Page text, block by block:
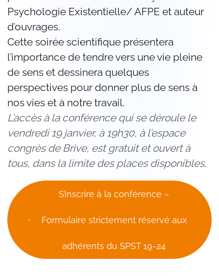
Psychologie Existentielle/ AFPE et auteur
d’ouvrages.
Cette soirée scientifique présentera
l’importance de tendre vers une vie pleine
de sens et dessinera quelques
perspectives pour donner plus de sens à
nos vies et à notre travail.
L’accès à la conférence qui se déroule le
vendredi 19 janvier, à 19h30, à l’espace
congrès de Brive, est gratuit et ouvert à
tous, dans la limite des places disponibles.
S’inscrire à la conférence –
Formulaire strictement réservé aux
adhérents du SPST 19-24